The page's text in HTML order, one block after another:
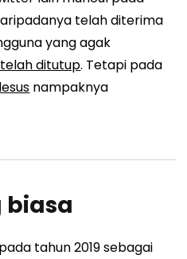
telah diterima
yang agak
ditutup. Tetapi pada
nampaknya
biasa
tahun 2019 sebagai